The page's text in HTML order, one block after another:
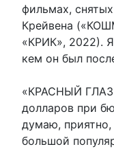
фильмах,
Крейвена
«КРИК», 2022).
кем он был
«КРАСНЫЙ
долларов при
думаю, приятно,
большой